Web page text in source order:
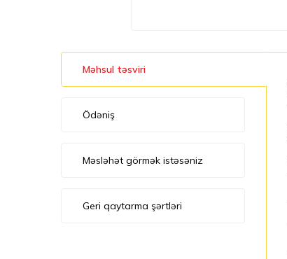
Məhsul təsviri
Ödəniş
Məsləhət görmək istəsəniz
Geri qaytarma şərtləri